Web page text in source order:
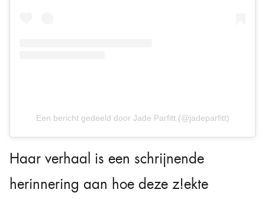
Een bericht gedeeld door Jade Parfitt (@jadeparfitt)
Haar verhaal is een schrijnende
herinnering aan hoe deze z!ekte